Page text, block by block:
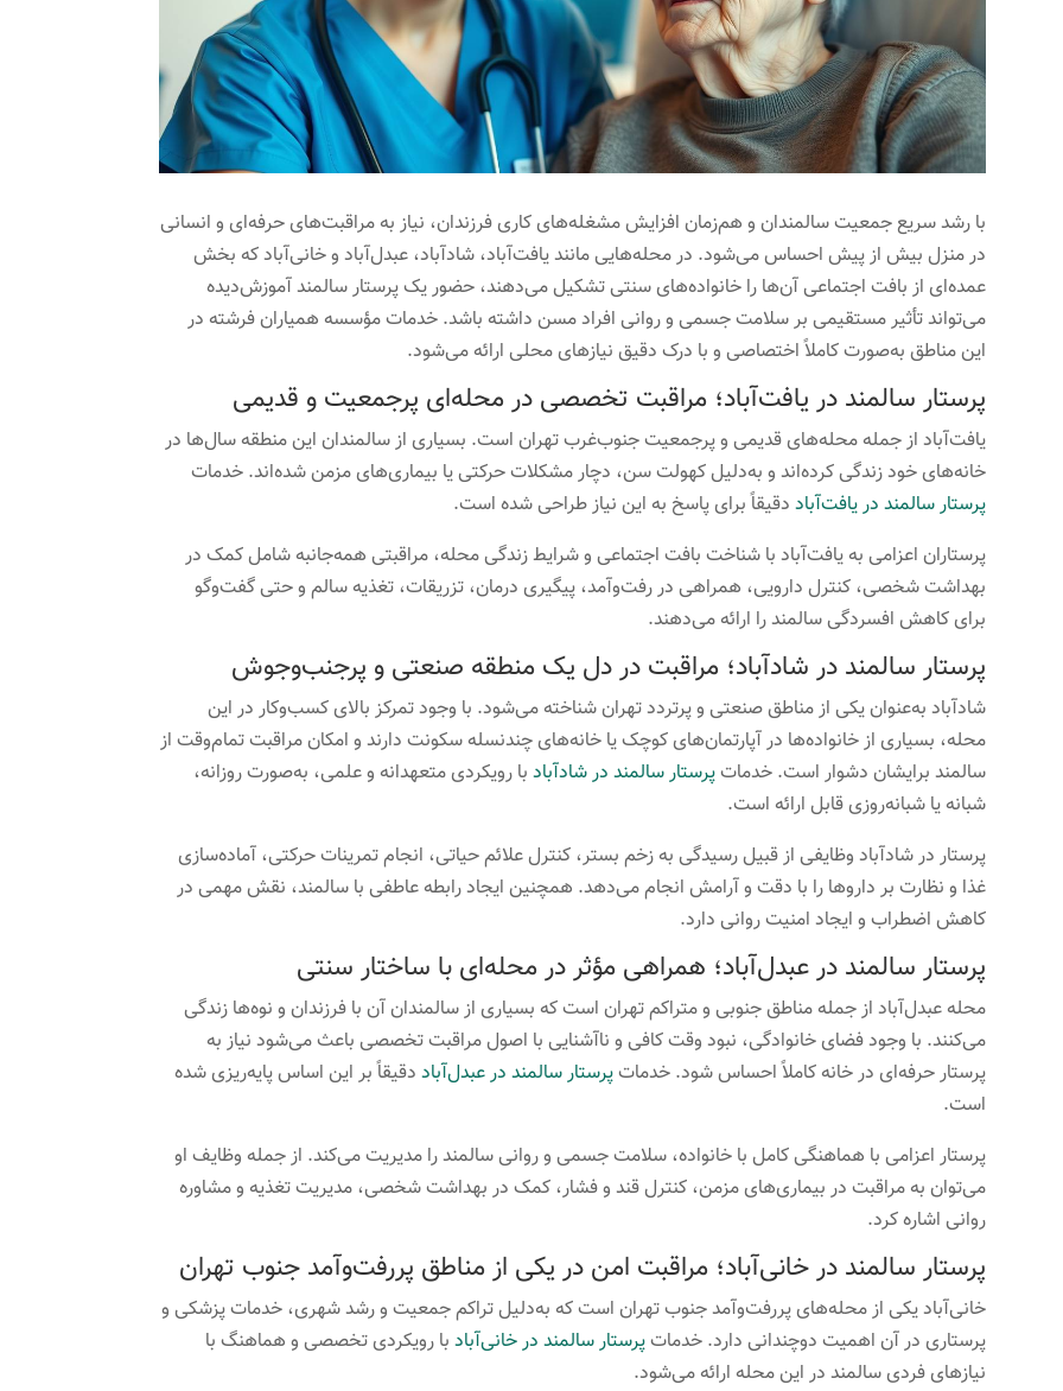
با رشد سریع جمعیت سالمندان و هم‌زمان افزایش مشغله‌های کاری فرزندان، نیاز به مراقبت‌های حرفه‌ای و انسانی
در منزل بیش از پیش احساس می‌شود. در محله‌هایی مانند یافت‌آباد، شادآباد، عبدل‌آباد و خانی‌آباد که بخش
عمده‌ای از بافت اجتماعی آن‌ها را خانواده‌های سنتی تشکیل می‌دهند، حضور یک پرستار سالمند آموزش‌دیده
می‌تواند تأثیر مستقیمی بر سلامت جسمی و روانی افراد مسن داشته باشد. خدمات مؤسسه همیاران فرشته در
این مناطق به‌صورت کاملاً اختصاصی و با درک دقیق نیازهای محلی ارائه می‌شود.
پرستار سالمند در یافت‌آباد؛ مراقبت تخصصی در محله‌ای پرجمعیت و قدیمی
یافت‌آباد از جمله محله‌های قدیمی و پرجمعیت جنوب‌غرب تهران است. بسیاری از سالمندان این منطقه سال‌ها در
خانه‌های خود زندگی کرده‌اند و به‌دلیل کهولت سن، دچار مشکلات حرکتی یا بیماری‌های مزمن شده‌اند. خدمات
پرستار سالمند در یافت‌آباددقیقاً برای پاسخ به این نیاز طراحی شده است.
پرستاران اعزامی به یافت‌آباد با شناخت بافت اجتماعی و شرایط زندگی محله، مراقبتی همه‌جانبه شامل کمک در
بهداشت شخصی، کنترل دارویی، همراهی در رفت‌وآمد، پیگیری درمان، تزریقات، تغذیه سالم و حتی گفت‌وگو
برای کاهش افسردگی سالمند را ارائه می‌دهند.
پرستار سالمند در شادآباد؛ مراقبت در دل یک منطقه صنعتی و پرجنب‌وجوش
شادآباد به‌عنوان یکی از مناطق صنعتی و پرتردد تهران شناخته می‌شود. با وجود تمرکز بالای کسب‌وکار در این
محله، بسیاری از خانواده‌ها در آپارتمان‌های کوچک یا خانه‌های چندنسله سکونت دارند و امکان مراقبت تمام‌وقت از
سالمند برایشان دشوار است. خدماتپرستار سالمند در شادآبادبا رویکردی متعهدانه و علمی، به‌صورت روزانه،
شبانه یا شبانه‌روزی قابل ارائه است.
پرستار در شادآباد وظایفی از قبیل رسیدگی به زخم بستر، کنترل علائم حیاتی، انجام تمرینات حرکتی، آماده‌سازی
غذا و نظارت بر داروها را با دقت و آرامش انجام می‌دهد. همچنین ایجاد رابطه عاطفی با سالمند، نقش مهمی در
کاهش اضطراب و ایجاد امنیت روانی دارد.
پرستار سالمند در عبدل‌آباد؛ همراهی مؤثر در محله‌ای با ساختار سنتی
محله عبدل‌آباد از جمله مناطق جنوبی و متراکم تهران است که بسیاری از سالمندان آن با فرزندان و نوه‌ها زندگی
می‌کنند. با وجود فضای خانوادگی، نبود وقت کافی و ناآشنایی با اصول مراقبت تخصصی باعث می‌شود نیاز به
پرستار حرفه‌ای در خانه کاملاً احساس شود. خدماتپرستار سالمند در عبدل‌آباددقیقاً بر این اساس پایه‌ریزی شده
است.
پرستار اعزامی با هماهنگی کامل با خانواده، سلامت جسمی و روانی سالمند را مدیریت می‌کند. از جمله وظایف او
می‌توان به مراقبت در بیماری‌های مزمن، کنترل قند و فشار، کمک در بهداشت شخصی، مدیریت تغذیه و مشاوره
روانی اشاره کرد.
پرستار سالمند در خانی‌آباد؛ مراقبت امن در یکی از مناطق پررفت‌وآمد جنوب تهران
خانی‌آباد یکی از محله‌های پررفت‌وآمد جنوب تهران است که به‌دلیل تراکم جمعیت و رشد شهری، خدمات پزشکی و
پرستاری در آن اهمیت دوچندانی دارد. خدماتپرستار سالمند در خانی‌آبادبا رویکردی تخصصی و هماهنگ با
نیازهای فردی سالمند در این محله ارائه می‌شود.